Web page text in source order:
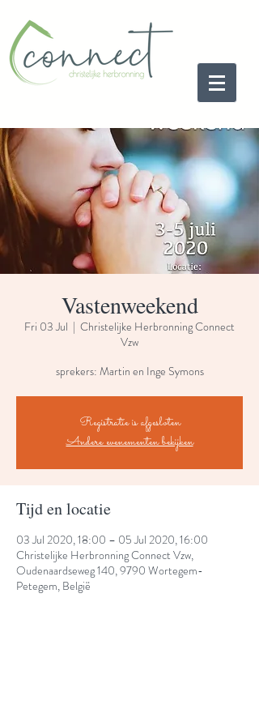
Vastenweekend
Fri 03 Jul
  |
Christelijke Herbronning Connect
Vzw
sprekers: Martin en Inge Symons
Registratie is afgesloten
Andere evenementen bekijken
Tijd en locatie
03 Jul 2020, 18:00 – 05 Jul 2020, 16:00
Christelijke Herbronning Connect Vzw,
Oudenaardseweg 140, 9790 Wortegem-
Petegem, België